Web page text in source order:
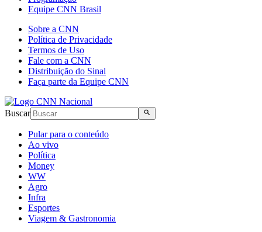
Equipe CNN Brasil
Sobre a CNN
Política de Privacidade
Termos de Uso
Fale com a CNN
Distribuição do Sinal
Faça parte da Equipe CNN
Buscar
Pular para o conteúdo
Ao vivo
Política
Money
WW
Agro
Infra
Esportes
Viagem & Gastronomia